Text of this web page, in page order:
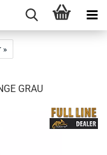
»
GRAU